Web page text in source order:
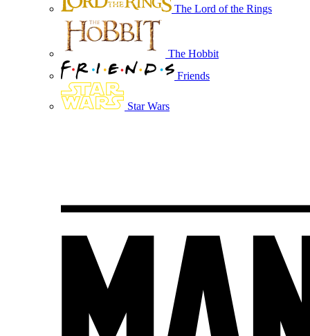
The Lord of the Rings
The Hobbit
Friends
Star Wars